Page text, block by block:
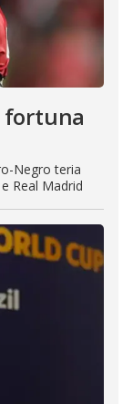
fortuna
Negro teria
Real Madrid